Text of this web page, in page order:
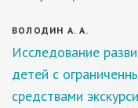
ВОЛОДИН А. А.
Исследование
детей с
средствами